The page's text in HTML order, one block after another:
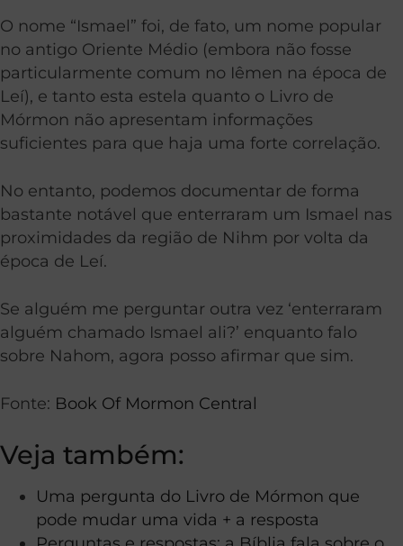
O nome “Ismael” foi, de fato, um nome popular
no antigo Oriente Médio (embora não fosse
particularmente comum no Iêmen na época de
Leí), e tanto esta estela quanto o Livro de
Mórmon não apresentam informações
suficientes para que haja uma forte correlação.
No entanto, podemos documentar de forma
bastante notável que enterraram um Ismael nas
proximidades da região de Nihm por volta da
época de Leí.
Se alguém me perguntar outra vez ‘enterraram
alguém chamado Ismael ali?’ enquanto falo
sobre Nahom, agora posso afirmar que sim.
Fonte: Book Of Mormon Central
Veja também:
Uma pergunta do Livro de Mórmon que
pode mudar uma vida + a resposta